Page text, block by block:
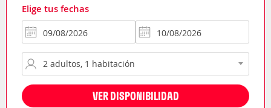
Elige tus fechas
VER DISPONIBILIDAD